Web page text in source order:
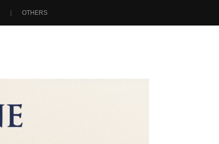
OTHERS